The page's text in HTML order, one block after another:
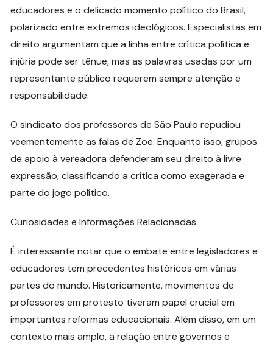
educadores e o delicado momento político do Brasil,
polarizado entre extremos ideológicos. Especialistas em
direito argumentam que a linha entre crítica política e
injúria pode ser tênue, mas as palavras usadas por um
representante público requerem sempre atenção e
responsabilidade.
O sindicato dos professores de São Paulo repudiou
veementemente as falas de Zoe. Enquanto isso, grupos
de apoio à vereadora defenderam seu direito à livre
expressão, classificando a crítica como exagerada e
parte do jogo político.
Curiosidades e Informações Relacionadas
É interessante notar que o embate entre legisladores e
educadores tem precedentes históricos em várias
partes do mundo. Historicamente, movimentos de
professores em protesto tiveram papel crucial em
importantes reformas educacionais. Além disso, em um
contexto mais amplo, a relação entre governos e